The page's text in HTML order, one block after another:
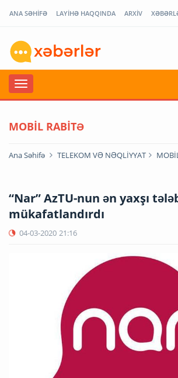
ANA SƏHİFƏ LAYİHƏ HAQQINDA ARXİV
MOBİL RABİTƏ
Ana Səhifə TELEKOM VƏ NƏQLİYYAT
“Nar” AzTU-nun ən yaxşı
mükafatlandırdı
04-03-2020 21:16